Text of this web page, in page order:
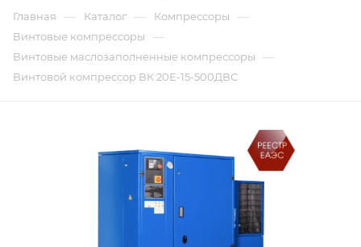
Главная — Каталог — Компрессоры —
Винтовые компрессоры —
Винтовые маслозаполненные компрессоры —
Винтовой компрессор ВК 20Е-15-500ДВС